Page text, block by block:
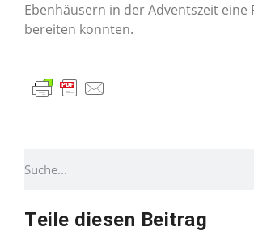
Ebenhäusern in der Adventszeit eine
bereiten konnten.
Teile diesen Beitrag